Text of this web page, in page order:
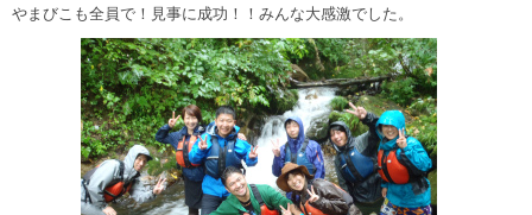
やまびこも全員で！見事に成功！！みんな大感激でした。